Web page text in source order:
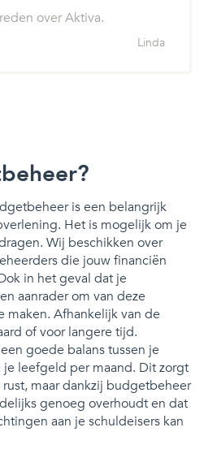
over Aktiva.
Linda
is een belangrijk
Het is mogelijk om je
Wij beschikken over
die jouw financiën
in het geval dat je
aanrader om van deze
Afhankelijk van de
of voor langere tijd.
goede balans tussen je
leefgeld per maand. Dit zorgt
maar dankzij budgetbeheer
genoeg overhoudt en dat
aan je schuldeisers kan